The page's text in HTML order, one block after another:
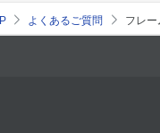
よくあるご質問 フレ